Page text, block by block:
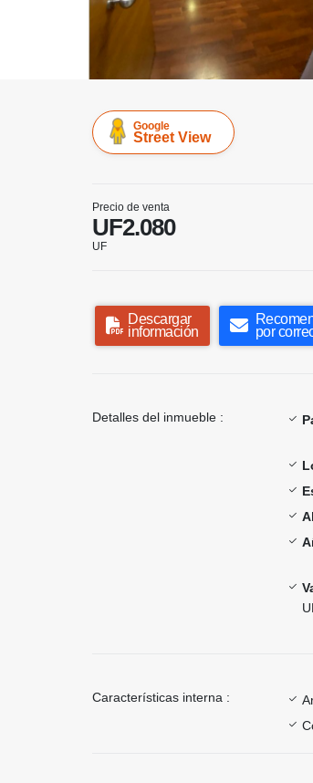
Google
Street View
Precio de venta
UF2.080
UF
Descargar
información
por
Detalles del inmueble :
Características interna :